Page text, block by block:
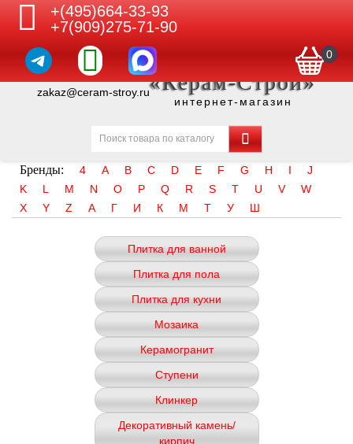
+(495)664-33-93
+7(909)275-71-90
0
zakaz@ceram-stroy.ru«Керам-Строй»
интернет-магазин
Бренды: 4 A B C D E F G H I
J
K
L M N O P Q R S T U V
W
X
Y Z А Г И К М Т У Ш
Плитка для ванной
Плитка для пола
Плитка для кухни
Мозаика
Керамогранит
Ступени
Клинкер
Декоративный камень/
кирпич